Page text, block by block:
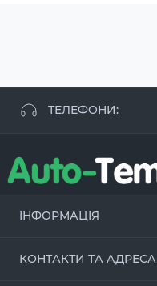
ТЕЛЕФОНИ:
+38 096 250 84 38
+38 099 657 61 50
ІНФОРМАЦІЯ
КОНТАКТИ ТА АДРЕСА